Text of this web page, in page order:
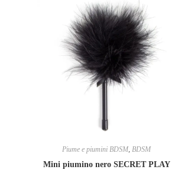
Piume e piumini BDSM,BDSM
Mini piumino nero SECRET PLAY